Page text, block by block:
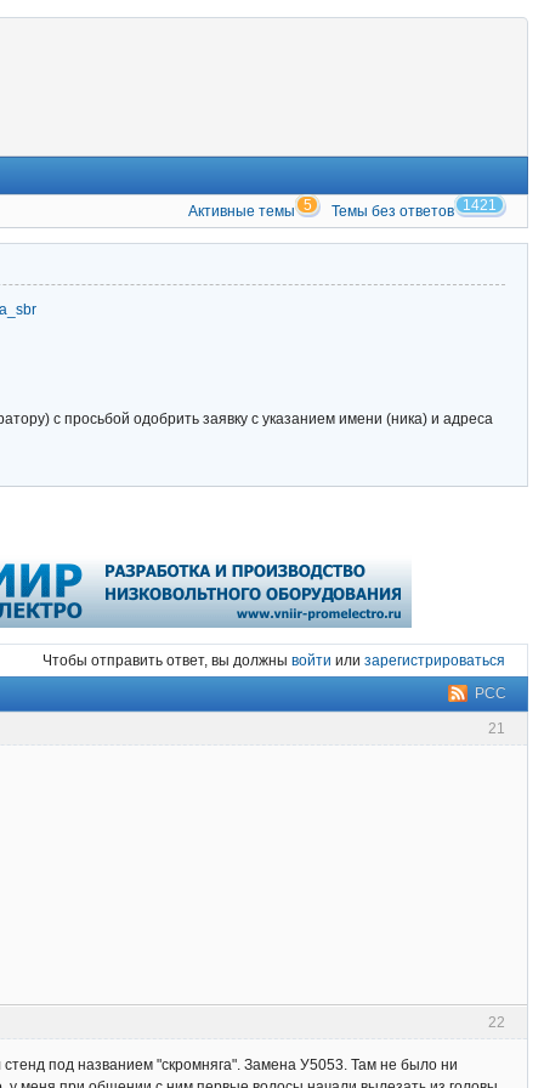
Активные темы 5 Темы без ответов 1421
с просьбой одобрить заявку с указанием имени (ника) и адреса
Чтобы отправить ответ, вы должны войти или зарегистрироваться
РСС
21
22
под названием "скромняга". Замена У5053. Там не было ни